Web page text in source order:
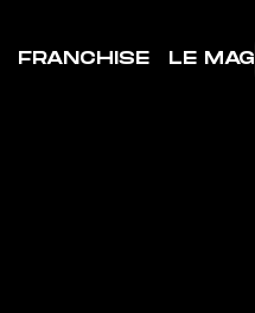
FRANCHISE LE MAG